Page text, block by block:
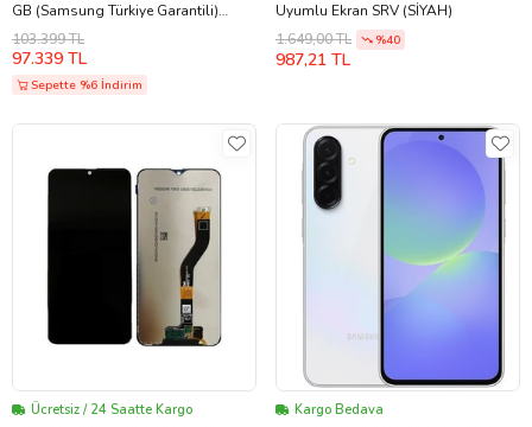
GB (Samsung Türkiye Garantili)
Kobalt Mor
103.399 TL
97.339 TL
Sepette %6 İndirim
Uyumlu Ekran SRV (SİYAH)
1.649,00 TL
%40
987,21 TL
Ücretsiz / 24 Saatte Kargo Kargo Bedava